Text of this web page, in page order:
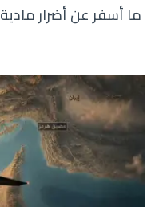
ما أسفر عن أضرار مادية